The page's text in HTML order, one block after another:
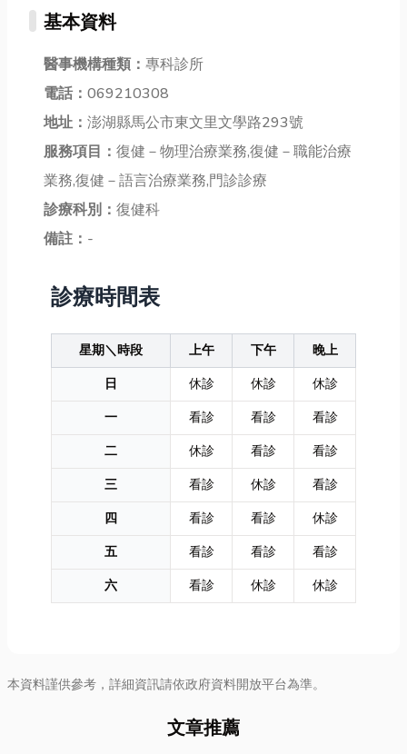
基本資料
醫事機構種類： 專科診所
電話： 069210308
地址： 澎湖縣馬公市東文里文學路293號
服務項目： 復健－物理治療業務,復健－職能治療
業務,復健－語言治療業務,門診診療
診療科別： 復健科
備註： -
診療時間表
星期＼時段 上午 下午
晚上
日
休診 休診
休診
一
看診 看診
看診
二
休診 看診
看診
三
看診 休診
看診
四
看診 看診
休診
五
看診 看診
看診
六
看診 休診 休診
本資料謹供參考，詳細資訊請依政府資料開放平台為準。
文章推薦